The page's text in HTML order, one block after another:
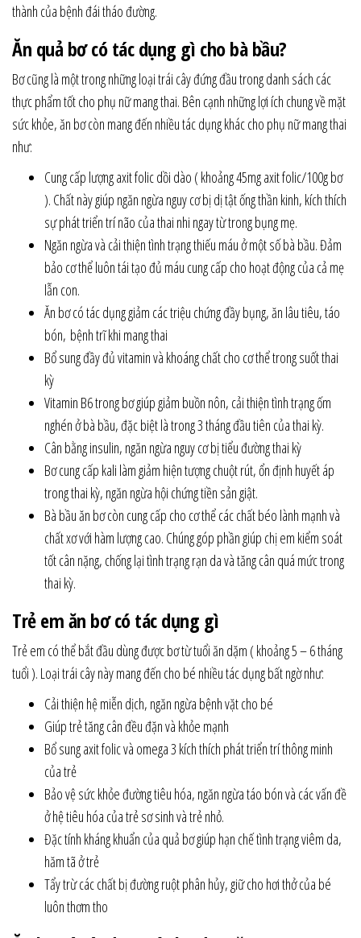
thành của bệnh đái tháo đường.
Ăn quả bơ có tác dụng gì cho bà bầu?
Bơ cũng là một trong những loại trái cây đứng đầu trong danh sách các
thực phẩm tốt cho phụ nữ mang thai. Bên cạnh những lợi ích chung về mặt
sức khỏe, ăn bơ còn mang đến nhiều tác dụng khác cho phụ nữ mang thai
như:
Cung cấp lượng axit folic dồi dào ( khoảng 45mg axit folic/100g bơ
). Chất này giúp ngăn ngừa nguy cơ bị dị tật ống thần kinh, kích thích
sự phát triển trí não của thai nhi ngay từ trong bụng mẹ.
Ngăn ngừa và cải thiện tình trạng thiếu máu ở một số bà bầu. Đảm
bảo cơ thể luôn tái tạo đủ máu cung cấp cho hoạt động của cả mẹ
lẫn con.
Ăn bơ có tác dụng giảm các triệu chứng đầy bụng, ăn lâu tiêu, táo
bón, bệnh trĩ khi mang thai
Bổ sung đầy đủ vitamin và khoáng chất cho cơ thể trong suốt thai
kỳ
Vitamin B6 trong bơ giúp giảm buồn nôn, cải thiện tình trạng ốm
nghén ở bà bầu, đặc biệt là trong 3 tháng đầu tiên của thai kỳ.
Cân bằng insulin, ngăn ngừa nguy cơ bị tiểu đường thai kỳ
Bơ cung cấp kali làm giảm hiện tượng chuột rút, ổn định huyết áp
trong thai kỳ, ngăn ngừa hội chứng tiền sản giật.
Bà bầu ăn bơ còn cung cấp cho cơ thể các chất béo lành mạnh và
chất xơ với hàm lượng cao. Chúng góp phần giúp chị em kiểm soát
tốt cân nặng, chống lại tình trạng rạn da và tăng cân quá mức trong
thai kỳ.
Trẻ em ăn bơ có tác dụng gì
Trẻ em có thể bắt đầu dùng được bơ từ tuổi ăn dặm ( khoảng 5 – 6 tháng
tuổi ). Loại trái cây này mang đến cho bé nhiều tác dụng bất ngờ như:
Cải thiện hệ miễn dịch, ngăn ngừa bệnh vặt cho bé
Giúp trẻ tăng cân đều đặn và khỏe mạnh
Bổ sung axit folic và omega 3 kích thích phát triển trí thông minh
của trẻ
Bảo vệ sức khỏe đường tiêu hóa, ngăn ngừa táo bón và các vấn đề
ở hệ tiêu hóa của trẻ sơ sinh và trẻ nhỏ.
Đặc tính kháng khuẩn của quả bơ giúp hạn chế tình trạng viêm da,
hăm tã ở trẻ
Tẩy trừ các chất bị đường ruột phân hủy, giữ cho hơi thở của bé
luôn thơm tho